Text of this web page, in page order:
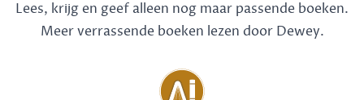
Lees, krijg en geef alleen nog maar passende boeken.
Meer verrassende boeken lezen door Dewey.